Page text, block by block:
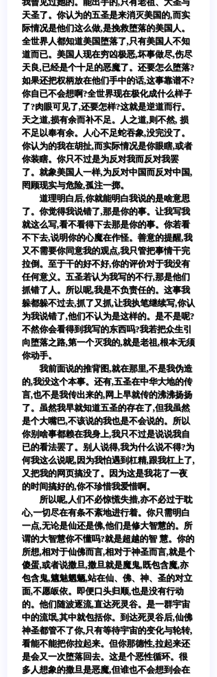
天圣了。你认为的五圣是来消灭美国的,而实
际情况是他们这么做,是挽救堕落的美国人。
全世界人都知道美国堕落了,只有美国人不知
道而已。美国人现在穷凶极恶,坏事做尽,伤尽
天良,已经是个十足的恶魔了。还要怎么堕落?
如果还把权柄放在他们手中的话,这事靠谱不?
你自已不会想啊?全世界现在极化成什么样子
了?肉眼可见了,还要怎样?这就是逆道而行。
天之道,损有余而补不足。人之道,则不然, 损
不足以奉有余。人心不足蛇吞象,没完没了。
你认为的我在胡扯,而实际情况是你眼瞎,或者
你装瞎。你只不过是为反对我而反对我罢
了。就象美国人一样,为反对中国而反对中国,
罔顾现实与危险,孤注一掷。
道理明白后,你就能明白我说的是啥意思
了。你觉得我说错了,那是你的事。让我写我
就这么写,看不看得下去那是你的事。你若看
不下去,说明你的心魔在作怪。善意的提醒,我
又不需要你同意我的观点,我只管把事情干完
拉倒。至于干的好不好,你的评价对于我没有
任何意义。五圣若认为我写的不行,那是他们
抓错了人。所以呢,我是不负责任的。这事我
躲都躲不过去,抓了又抓,让我执笔继续写,你认
为我说错了,他们不认为是这样的。是不是呢?
不然你会看得到我写的东西吗?我若把众生引
向堕落之路,第一个灭我的,就是老祖,根本无须
你动手。
我前面说的推背图,就在那里,不是我伪造
的,我没这个本事。还有,五圣在中华大地的传
言,也不是我传出来的,网上早就传的沸沸扬扬
了。虽然我早就知道五圣的存在了,但我虽然
是个大嘴巴,不该说的我也是不会说的。所以
你别啥事都赖在我身上,我只不过是说说我自
已的看法罢了。别人说得,我为什么说不得?为
何我这么说呢,因为我怕遇到杠精,跟我杠上了,
又把我的网页搞没了。因为这是我花了一夜
的时间搞好的,你不珍惜我爱惜啊。
所以呢,人们不必惊慌失措,亦不必过于耽
心,一切尽在有条不紊地进行着。你只需明白
一点,无论是仙还是佛,他们是修大智慧的。所
谓的大智慧你不懂吗?就是超越的智 慧。你的
所想,相对于仙佛而言,相对于神圣而言,就是个
傻蛋,或者说撒旦,撒旦就是魔鬼,既包含魔,亦
包含鬼,魑魅魍魉,站在仙、佛、神、圣的对立
面,不愿皈依。即便口头归顺,也是没有行动
的。他们随波逐流,直达死灵谷。是一群宇宙
中的流氓,其中就包括你。到达死灵谷后,仙佛
神圣都管不了你,只有等待宇宙的变化与轮转,
看能不能把你拉起来。但你那德性,拉起来还
是会又一次堕落回去。这是个恶性循环。很
多人想象的撒旦是恶魔,但谁也不会想到会在